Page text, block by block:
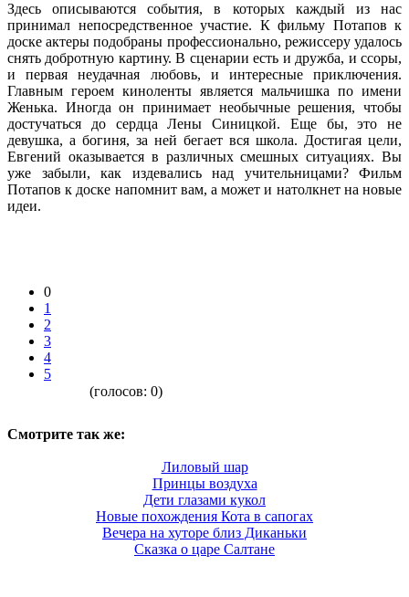
Здесь описываются события, в которых каждый из нас
принимал непосредственное участие. К фильму Потапов к
доске актеры подобраны профессионально, режиссеру удалось
снять добротную картину. В сценарии есть и дружба, и ссоры,
и первая неудачная любовь, и интересные приключения.
Главным героем киноленты является мальчишка по имени
Женька. Иногда он принимает необычные решения, чтобы
достучаться до сердца Лены Синицкой. Еще бы, это не
девушка, а богиня, за ней бегает вся школа. Достигая цели,
Евгений оказывается в различных смешных ситуациях. Вы
уже забыли, как издевались над учительницами? Фильм
Потапов к доске напомнит вам, а может и натолкнет на новые
идеи.
0
1
2
3
4
5
(голосов: 0)
Смотрите так же:
Лиловый шар
Принцы воздуха
Дети глазами кукол
Новые похождения Кота в сапогах
Вечера на хуторе близ Диканьки
Сказка о царе Салтане